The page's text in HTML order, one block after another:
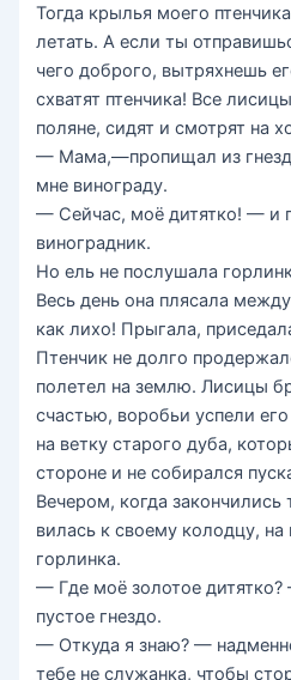
Тогда крылья моего
летать. А если ты
чего доброго, вытряхнешь
схватят птенчика! Все
поляне, сидят и смотрят на
— Мама,—пропищал из
мне винограду.
— Сейчас, моё дитятко! — и
виноградник.
Но ель не послушала
Весь день она плясала
как лихо! Прыгала,
Птенчик не долго
полетел на землю. Лисицы
счастью, воробьи успели
на ветку старого дуба,
стороне и не собирался
Вечером, когда
вилась к своему колодцу, на
горлинка.
— Где моё золотое
пустое гнездо.
— Откуда я знаю? —
тебе не служанка, чтобы